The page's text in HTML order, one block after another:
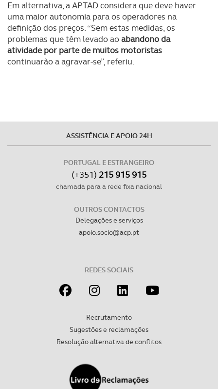
Em alternativa, a APTAD considera que deve haver
uma maior autonomia para os operadores na
definição dos preços. “Sem estas medidas, os
problemas que têm levado aoabandono da
atividade por parte de muitos motoristas
continuarão a agravar-se”, referiu.
ASSISTÊNCIA E APOIO 24H
PORTUGAL E ESTRANGEIRO
(+351) 215 915 915
chamada para a rede fixa nacional
OUTROS CONTACTOS
Delegações e serviços
apoio.socio@acp.pt
REDES SOCIAIS
Recrutamento
Sugestões e reclamações
Resolução alternativa de conflitos